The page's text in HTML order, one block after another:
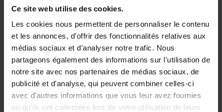
Ce site web utilise des cookies.
Les cookies nous permettent de personnaliser le contenu
et les annonces, d'offrir des fonctionnalités relatives aux
médias sociaux et d'analyser notre trafic. Nous
partageons également des informations sur l'utilisation de
notre site avec nos partenaires de médias sociaux, de
publicité et d'analyse, qui peuvent combiner celles-ci
avec d'autres informations que vous leur avez fournies
ou qu'ils ont collectées lors de votre utilisation de leurs
E-mail:
marketing@terrenature.ch